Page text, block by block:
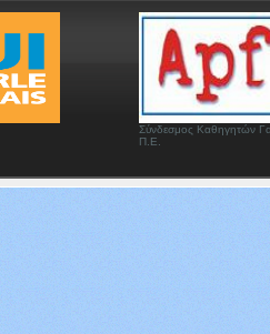
Σύνδεσμος Καθηγητών
Π.Ε.